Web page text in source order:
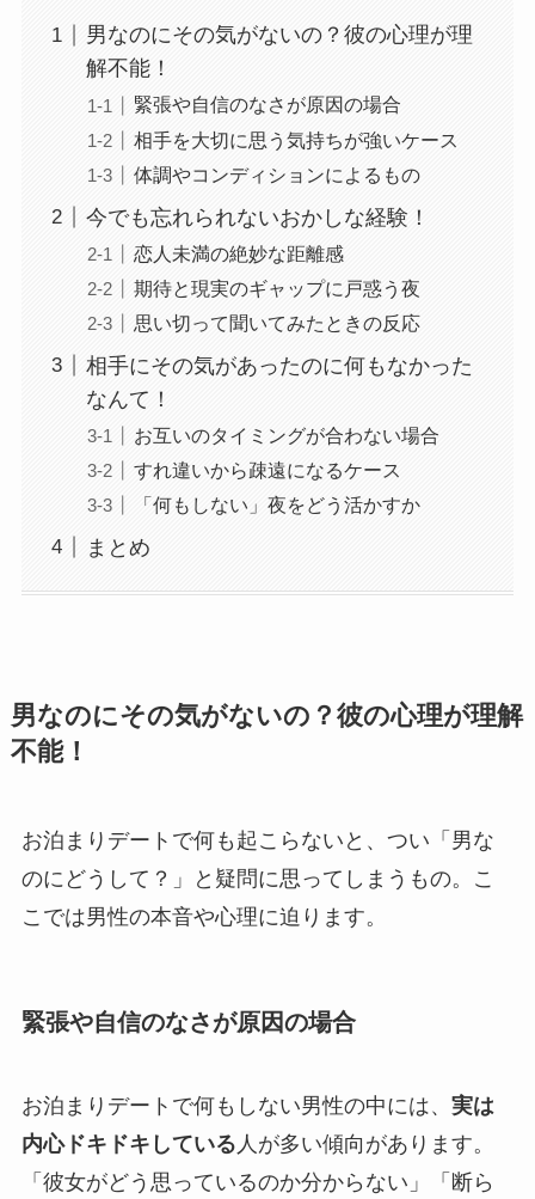
男なのにその気がないの？彼の心理が理
解不能！
緊張や自信のなさが原因の場合
相手を大切に思う気持ちが強いケース
体調やコンディションによるもの
今でも忘れられないおかしな経験！
恋人未満の絶妙な距離感
期待と現実のギャップに戸惑う夜
思い切って聞いてみたときの反応
相手にその気があったのに何もなかった
なんて！
お互いのタイミングが合わない場合
すれ違いから疎遠になるケース
「何もしない」夜をどう活かすか
まとめ
男なのにその気がないの？彼の心理が理解
不能！
お泊まりデートで何も起こらないと、つい「男な
のにどうして？」と疑問に思ってしまうもの。こ
こでは男性の本音や心理に迫ります。
緊張や自信のなさが原因の場合
お泊まりデートで何もしない男性の中には、 実は
内心ドキドキしている 人が多い傾向があります。
「彼女がどう思っているのか分からない」「断ら